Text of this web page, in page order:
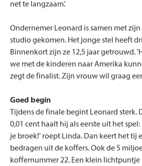
net te langzaam.'
Ondernemer Leonard is samen met
studio gekomen. Het jonge stel heeft
Binnenkort zijn ze 12,5 jaar getrouwd.
we met de kinderen naar Amerika
zegt de finalist. Zijn vrouw wil graag
Goed begin
Tijdens de finale begint Leonard sterk.
0,01 cent haalt hij als eerste uit het
je broek!' roept Linda. Dan keert het tij
bedragen uit de koffers. Ook de 5
koffernummer 22. Een klein lichtpuntje